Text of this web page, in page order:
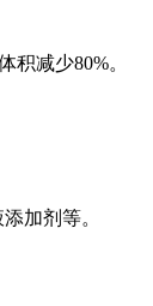
积减少80%。
加剂等。